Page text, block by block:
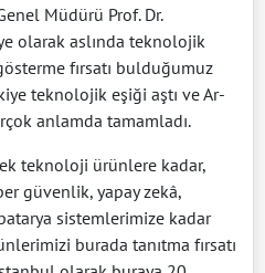
Müdürü Prof. Dr.
olarak aslında teknolojik
fırsatı bulduğumuz
teknolojik eşiği aştı ve Ar-
anlamda tamamladı.
teknoloji ürünlere kadar,
güvenlik, yapay zekâ,
sistemlerimize kadar
burada tanıtma fırsatı